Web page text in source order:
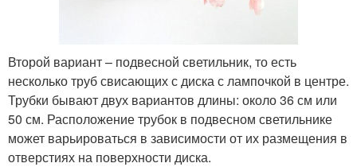
Второй вариант – подвесной светильник, то есть
несколько труб свисающих с диска с лампочкой в центре.
Трубки бывают двух вариантов длины: около 36 см или
50 см. Расположение трубок в подвесном светильнике
может варьироваться в зависимости от их размещения в
отверстиях на поверхности диска.